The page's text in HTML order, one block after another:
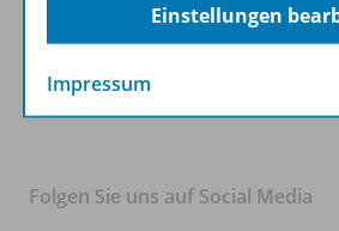
Zum Newsletter
Folgen Sie uns auf Social Media
Einstellungen
Impressum